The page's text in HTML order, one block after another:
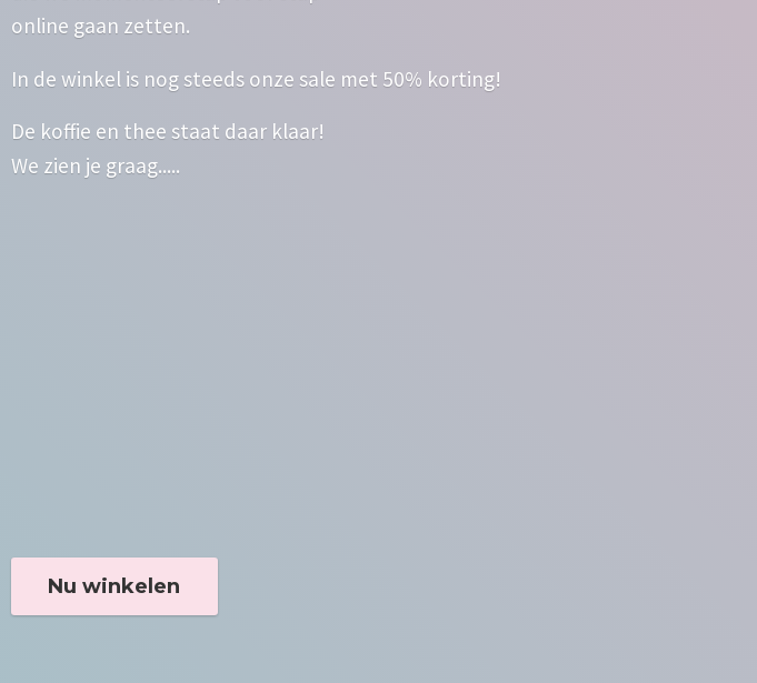
online gaan zetten.
In de winkel is nog steeds onze sale met 50% korting!
De koffie en thee staat daar klaar!
We zien je graag.....
Nu winkelen